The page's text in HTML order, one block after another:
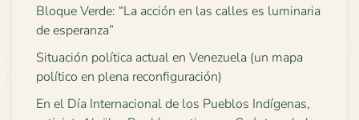
Bloque Verde: “La acción en las calles es luminaria
de esperanza”
Situación política actual en Venezuela (un mapa
político en plena reconfiguración)
En el Día Internacional de los Pueblos Indígenas,